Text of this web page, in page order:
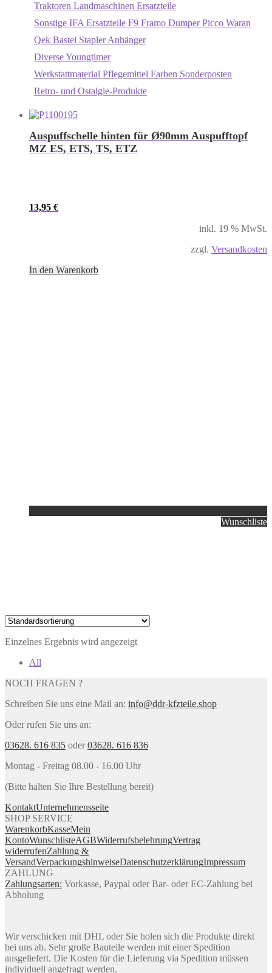
Traktoren Landmaschinen Ersatzteile
Sonstige IFA Ersatzteile F9 Framo Dumper Picco Waran
Qek Bastei Stapler Anhänger
Diverse Youngtimer
Werkstattmaterial Pflegemittel Farben Sonderposten
Retro- und Ostalgie-Produkte
Auspuffschelle hinten für Ø90mm Auspufftopf
MZ ES, ETS, TS, ETZ
13,95 €
inkl. 19 % MwSt.
zzgl. Versandkosten
In den Warenkorb
Wunschliste
Einzelnes Ergebnis wird angezeigt
All
NOCH FRAGEN ?
Schreiben Sie uns eine Mail an: info@ddr-kfzteile.shop
Oder rufen Sie uns an:
03628. 616 835 oder03628. 616 836
Montag - Freitag 08.00 - 16.00 Uhr
(Bitte halten Sie Ihre Bestellung bereit)
KontaktUnternehmensseite
SHOP SERVICE
WarenkorbKasseMein
KontoWunschlisteAGBWiderrufsbelehrungVertrag
widerrufenZahlung &
VersandVerpackungshinweiseDatenschutzerklärungImpressum
ZAHLUNG
Zahlungsarten: Vorkasse, Paypal oder Bar- oder EC-Zahlung bei
Abholung
Wir verschicken mit DHL oder Sie holen sich die Produkte direkt
bei uns ab. Sehr große Bauteile werden mit einer Spedition
ausgeliefert. Die Kosten für die Lieferung via Spedition müssen
individuell angefragt werden.